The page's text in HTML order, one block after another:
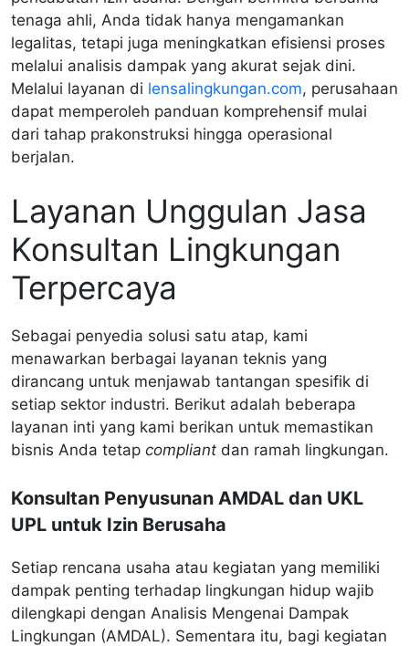
tenaga ahli, Anda tidak hanya mengamankan
legalitas, tetapi juga meningkatkan efisiensi proses
melalui analisis dampak yang akurat sejak dini.
Melalui layanan di lensalingkungan.com, perusahaan
dapat memperoleh panduan komprehensif mulai
dari tahap prakonstruksi hingga operasional
berjalan.
Layanan Unggulan Jasa
Konsultan Lingkungan
Terpercaya
Sebagai penyedia solusi satu atap, kami
menawarkan berbagai layanan teknis yang
dirancang untuk menjawab tantangan spesifik di
setiap sektor industri. Berikut adalah beberapa
layanan inti yang kami berikan untuk memastikan
bisnis Anda tetap compliant dan ramah lingkungan.
Konsultan Penyusunan AMDAL dan UKL
UPL untuk Izin Berusaha
Setiap rencana usaha atau kegiatan yang memiliki
dampak penting terhadap lingkungan hidup wajib
dilengkapi dengan Analisis Mengenai Dampak
Lingkungan (AMDAL). Sementara itu, bagi kegiatan